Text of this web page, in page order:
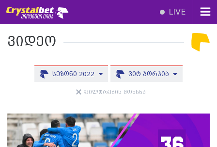
LIVE
ვიდეო
სეზონი 2022 ვიტ ჯორჯია
ფილტრების მოხსნა